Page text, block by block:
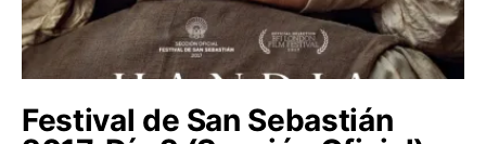
Festival de San Sebastián